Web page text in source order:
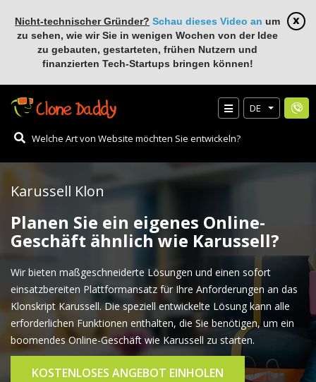
Nicht-technischer Gründer? Schau dieses Video an um
zu sehen, wie wir Sie in wenigen Wochen von der Idee
zu gebauten, gestarteten, frühen Nutzern und
finanzierten Tech-Startups bringen können!
DE
Karussell Klon
Planen Sie ein eigenes Online-
Geschäft ähnlich wie Karussell?
Wir bieten maßgeschneiderte Lösungen und einen sofort
einsatzbereiten Plattformansatz für Ihre Anforderungen an das
Klonskript Karussell. Die speziell entwickelte Lösung kann alle
erforderlichen Funktionen enthalten, die Sie benötigen, um ein
boomendes Online-Geschäft wie Karussell zu starten.
KOSTENLOSES ANGEBOT EINHOLEN